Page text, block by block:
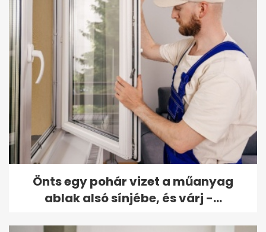
Önts egy pohár vizet a műanyag
ablak alsó sínjébe, és várj -...